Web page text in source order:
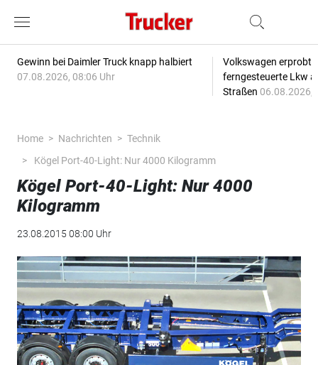
Gewinn bei Daimler Truck knapp halbiert
07.08.2026, 08:06 Uhr
Volkswagen erprobt
ferngesteuerte Lkw
Straßen 06.08.2026,
Home Nachrichten
Technik
Kögel Port-40-Light: Nur 4000 Kilogramm
Kögel Port-40-Light: Nur 4000
Kilogramm
23.08.2015 08:00 Uhr